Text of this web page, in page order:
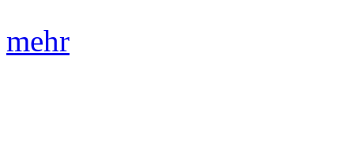
mehr